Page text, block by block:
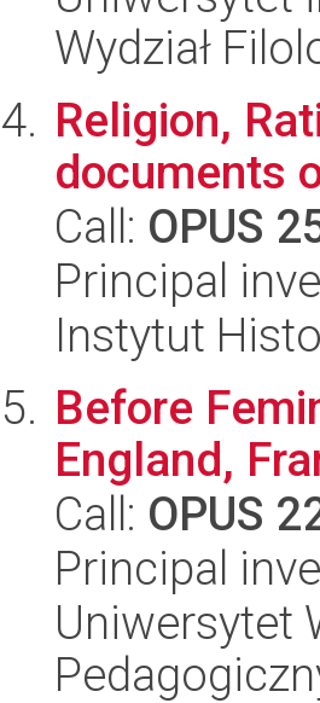
Wydział
Religion,
documents
Call: OPUS
Principal
Instytut
Before
England,
Call: OPUS
Principal
Uniwersytet